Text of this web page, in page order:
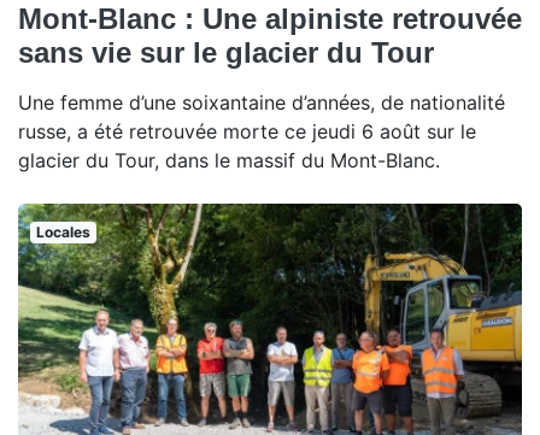
Mont-Blanc : Une alpiniste retrouvée
sans vie sur le glacier du Tour
Une femme d’une soixantaine d’années, de nationalité
russe, a été retrouvée morte ce jeudi 6 août sur le
glacier du Tour, dans le massif du Mont-Blanc.
Locales